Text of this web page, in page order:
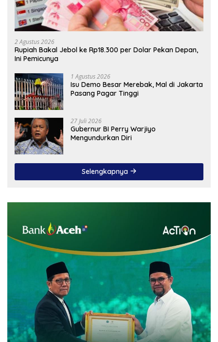
2 Agustus 2026
Rupiah Bakal Jebol ke Rp18.300 per Dolar Pekan Depan,
Ini Pemicunya
1 Agustus 2026
Isu Demo Besar Merebak, Mal di Jakarta
Pasang Pagar Tinggi
27 Juli 2026
Gubernur BI Perry Warjiyo
Mengundurkan Diri
Selengkapnya